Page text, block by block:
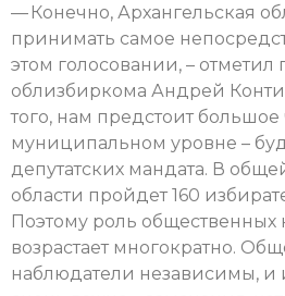
— Конечно, Архангельская
принимать самое
этом голосовании, – отметил
облизбиркома Андрей
того, нам предстоит
муниципальном уровне –
депутатских мандата. В
области пройдет 160
Поэтому роль общественных
возрастает многократно.
наблюдатели независимы, и